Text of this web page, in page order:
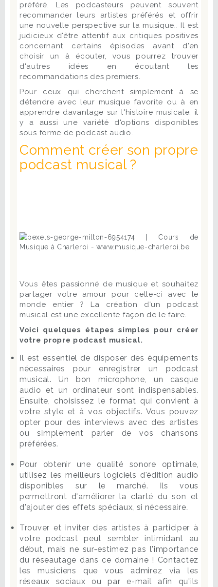
préféré. Les podcasteurs peuvent souvent
recommander leurs artistes préférés et offrir
une nouvelle perspective sur la musique.. Il est
judicieux d'être attentif aux critiques positives
concernant certains épisodes avant d'en
choisir un à écouter, vous pourrez trouver
d'autres idées en écoutant les
recommandations des premiers.
Pour ceux qui cherchent simplement à se
détendre avec leur musique favorite ou à en
apprendre davantage sur l'histoire musicale, il
y a aussi une variété d'options disponibles
sous forme de podcast audio.
Comment créer son propre
podcast musical ?
Vous êtes passionné de musique et souhaitez
partager votre amour pour celle-ci avec le
monde entier ? La création d'un podcast
musical est une excellente façon de le faire.
Voici quelques étapes simples pour créer
votre propre podcast musical.
Il est essentiel de disposer des équipements
nécessaires pour enregistrer un podcast
musical. Un bon microphone, un casque
audio et un ordinateur sont indispensables.
Ensuite, choisissez le format qui convient à
votre style et à vos objectifs. Vous pouvez
opter pour des interviews avec des artistes
ou simplement parler de vos chansons
préférées.
Pour obtenir une qualité sonore optimale,
utilisez les meilleurs logiciels d'édition audio
disponibles sur le marché. Ils vous
permettront d'améliorer la clarté du son et
d'ajouter des effets spéciaux, si nécessaire.
Trouver et inviter des artistes à participer à
votre podcast peut sembler intimidant au
début, mais ne sur-estimez pas l'importance
du réseautage dans ce domaine ! Contactez
les musiciens que vous admirez via les
réseaux sociaux ou par e-mail afin qu'ils